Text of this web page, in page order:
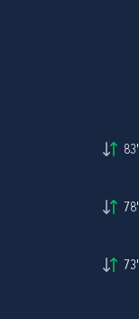
83'
78'
73'